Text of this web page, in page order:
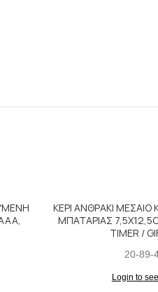
ΚΕΡΙ ΑΝΘΡΑΚΙ
ΜΠΑΤΑΡΙΑΣ
TIMER /
20-89-
Login to